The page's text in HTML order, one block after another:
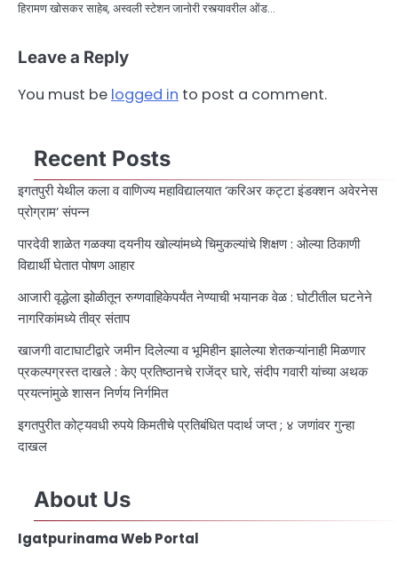
हिरामण खोसकर साहेब, अस्वली स्टेशन जानोरी रस्त्यावरील ओंड…
Leave a Reply
You must be logged in to post a comment.
Recent Posts
इगतपुरी येथील कला व वाणिज्य महाविद्यालयात ‘करिअर कट्टा इंडक्शन अवेरनेस
प्रोग्राम’ संपन्न
पारदेवी शाळेत गळक्या दयनीय खोल्यांमध्ये चिमुकल्यांचे शिक्षण : ओल्या ठिकाणी
विद्यार्थी घेतात पोषण आहार
आजारी वृद्धेला झोळीतून रुग्णवाहिकेपर्यंत नेण्याची भयानक वेळ : घोटीतील घटनेने
नागरिकांमध्ये तीव्र संताप
खाजगी वाटाघाटीद्वारे जमीन दिलेल्या व भूमिहीन झालेल्या शेतकऱ्यांनाही मिळणार
प्रकल्पग्रस्त दाखले : केए प्रतिष्ठानचे राजेंद्र घारे, संदीप गवारी यांच्या अथक
प्रयत्नांमुळे शासन निर्णय निर्गमित
इगतपुरीत कोट्यवधी रुपये किमतीचे प्रतिबंधित पदार्थ जप्त ; ४ जणांवर गुन्हा
दाखल
About Us
Igatpurinama Web Portal